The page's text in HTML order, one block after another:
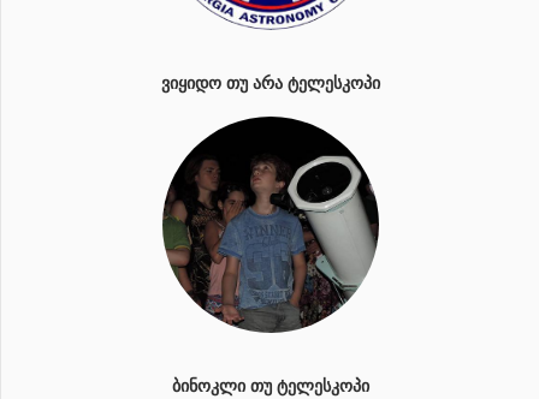
ᲕᲘᲧᲘᲓᲝ ᲗᲣ ᲐᲠᲐ ᲢᲔᲚᲔᲡᲙᲝᲞᲘ
ᲑᲘᲜᲝᲙᲚᲘ ᲗᲣ ᲢᲔᲚᲔᲡᲙᲝᲞᲘ